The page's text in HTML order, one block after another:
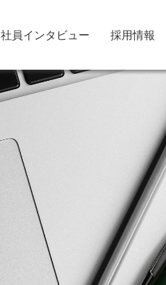
社員インタビュー 採用情報